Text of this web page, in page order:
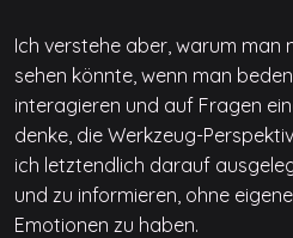
Ich verstehe aber, warum man
sehen könnte, wenn man
interagieren und auf Fragen
denke, die Werkzeug-
ich letztendlich darauf
und zu informieren, ohne
Emotionen zu haben.